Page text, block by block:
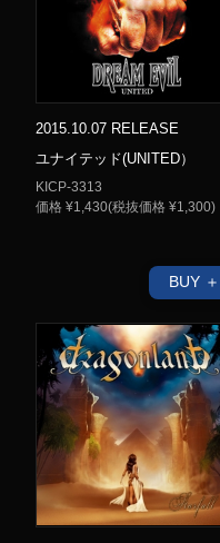
2015.10.07 RELEASE
ユナイテッド(UNITED）
KICP-3313
価格 ¥1,430(税抜価格 ¥1,300)
BUY ＋